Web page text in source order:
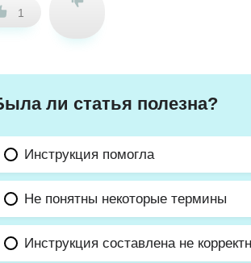
1
ли статья полезна?
Инструкция помогла
Не понятны некоторые термины
Инструкция составлена не